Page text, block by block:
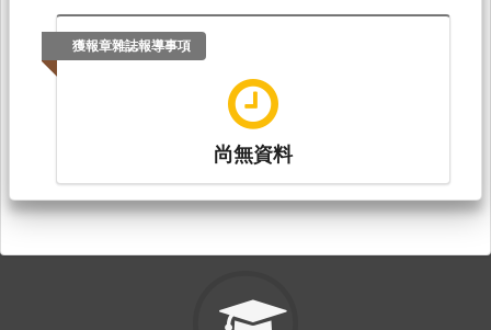
獲報章雜誌報導事項
尚無資料